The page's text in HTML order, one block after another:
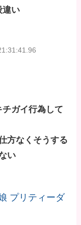
違い
ガイ行為して
方なくそうする
い
プリティーダ